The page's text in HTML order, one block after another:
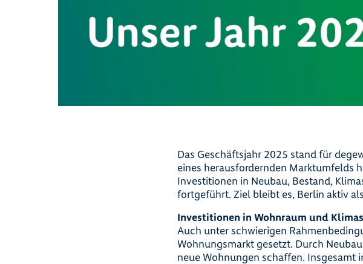
Das Geschäftsjahr 2025 stand für
eines herausfordernden Marktumfelds
Investitionen in Neubau, Bestand,
fortgeführt. Ziel bleibt es, Berlin aktiv
Investitionen in Wohnraum und
Auch unter schwierigen
Wohnungsmarkt gesetzt. Durch
neue Wohnungen schaffen.